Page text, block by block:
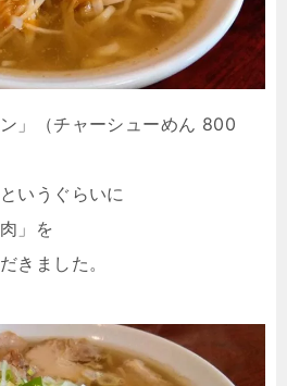
」（チャーシューめん 800
いうぐらいに
」を
きました。